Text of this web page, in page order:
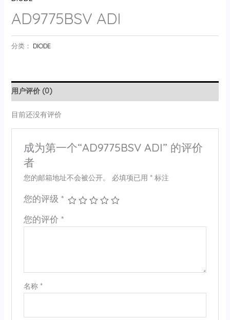
AD9775BSV ADI
分类： DIODE
用户评价 (0)
目前还没有评价
成为第一个“AD9775BSV ADI” 的评价
者
您的邮箱地址不会被公开。 必填项已用 *标注
您的评级 *
您的评价 *
名称 *